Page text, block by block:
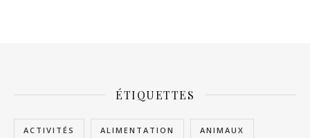
ÉTIQUETTES
ACTIVITÉS ALIMENTATION ANIMAUX